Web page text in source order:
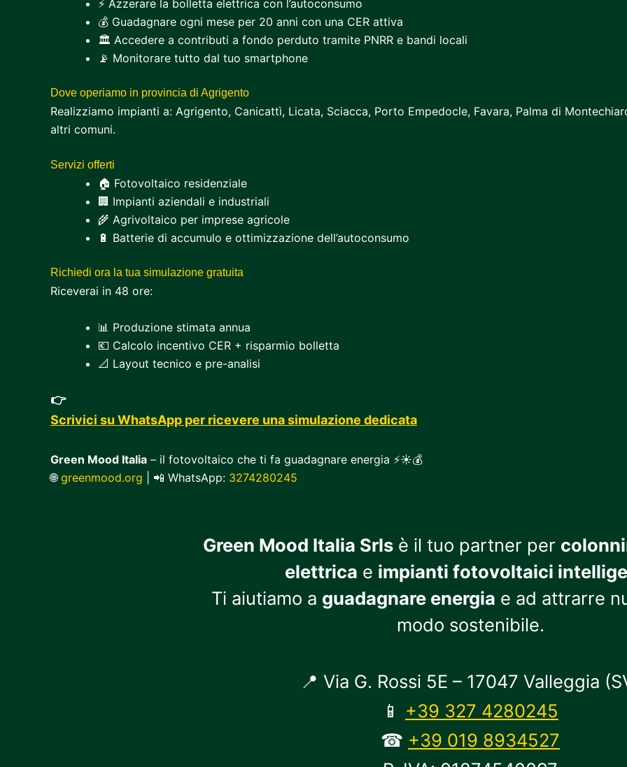
⚡ Azzerare la bolletta elettrica con l’autoconsumo
💰 Guadagnare ogni mese per 20 anni con una CER attiva
🏛️ Accedere a contributi a fondo perduto tramite PNRR e bandi locali
📡 Monitorare tutto dal tuo smartphone
Dove operiamo in provincia di Agrigento
Realizziamo impianti a: Agrigento, Canicattì, Licata, Sciacca, Porto Empedocle, Favara, Palma di
altri comuni.
Servizi offerti
🏠 Fotovoltaico residenziale
🏢 Impianti aziendali e industriali
🌾 Agrivoltaico per imprese agricole
🔋 Batterie di accumulo e ottimizzazione dell’autoconsumo
Richiedi ora la tua simulazione gratuita
Riceverai in 48 ore:
📊 Produzione stimata annua
💶 Calcolo incentivo CER + risparmio bolletta
📐 Layout tecnico e pre-analisi
👉
Scrivici su WhatsApp per ricevere una simulazione dedicata
Green Mood Italia – il fotovoltaico che ti fa guadagnare energia ⚡☀️💰
🌐greenmood.org | 📲 WhatsApp: 3274280245
Green Mood Italia Srls è il tuo partner per
elettrica e impianti fotovoltaici
Ti aiutiamo a guadagnare energia e ad attrarre
modo sostenibile.
📍 Via G. Rossi 5E – 17047 Valleggia
📱 +39 327 4280245
☎ +39 019 8934527